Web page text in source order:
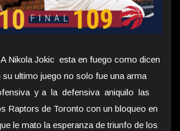
Nikola Jokic esta en fuego como dicen
su ultimo juego no solo fue una arma
y a la defensiva aniquilo las
Raptors de Toronto con un bloqueo en
le mato la esperanza de triunfo de los